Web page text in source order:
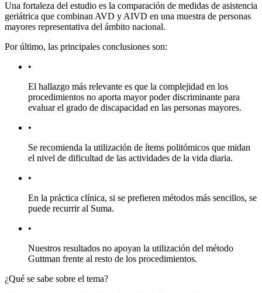
Una fortaleza del estudio es la comparación de medidas de asistencia
geriátrica que combinan AVD y AIVD en una muestra de personas
mayores representativa del ámbito nacional.
Por último, las principales conclusiones son:
•
El hallazgo más relevante es que la complejidad en los
procedimientos no aporta mayor poder discriminante para
evaluar el grado de discapacidad en las personas mayores.
•
Se recomienda la utilización de ítems politómicos que midan
el nivel de dificultad de las actividades de la vida diaria.
•
En la práctica clínica, si se prefieren métodos más sencillos, se
puede recurrir al Suma.
•
Nuestros resultados no apoyan la utilización del método
Guttman frente al resto de los procedimientos.
¿Qué se sabe sobre el tema?